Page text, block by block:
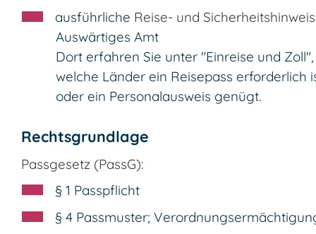
ausführliche Reise- und
Auswärtiges Amt
Dort erfahren Sie unter "Einreise und
welche Länder ein Reisepass erforderlich
oder ein Personalausweis genügt.
Rechtsgrundlage
Passgesetz (PassG):
§ 1 Passpflicht
§ 4 Passmuster;